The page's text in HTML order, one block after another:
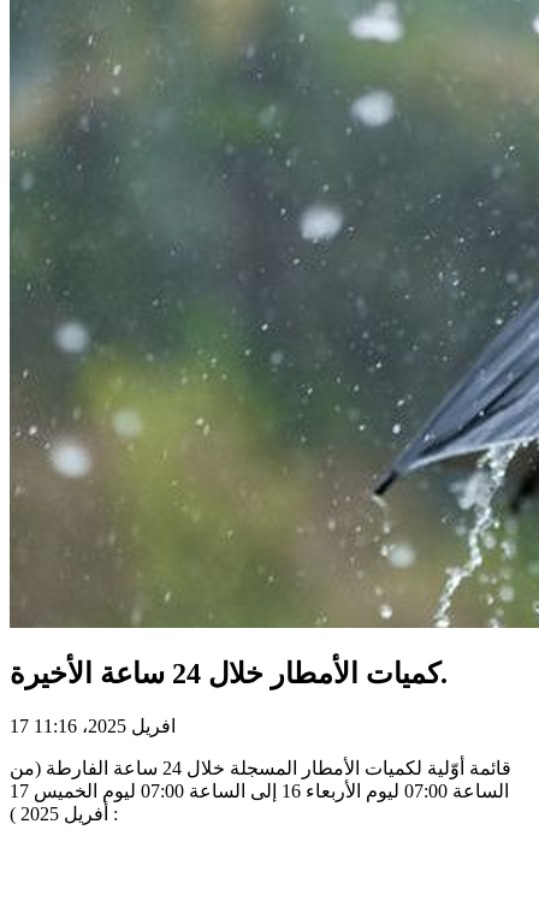
كميات الأمطار خلال 24 ساعة الأخيرة.
17 افريل 2025، 11:16
قائمة أوّلية لكميات الأمطار المسجلة خلال 24 ساعة الفارطة (من
الساعة 07:00 ليوم الأربعاء 16 إلى الساعة 07:00 ليوم الخميس 17
أفريل 2025 ) :